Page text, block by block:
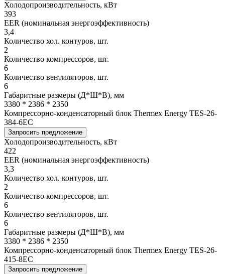
Холодопроизводительность, кВт
393
EER (номинальная энергоэффективность)
3,4
Количество хол. контуров, шт.
2
Количество компрессоров, шт.
6
Количество вентиляторов, шт.
6
Габаритные размеры (Д*Ш*В), мм
3380 * 2386 * 2350
Компрессорно-конденсаторный блок Thermex Energy TES-26-
384-6EC
Запросить предложение
Холодопроизводительность, кВт
422
EER (номинальная энергоэффективность)
3,3
Количество хол. контуров, шт.
2
Количество компрессоров, шт.
6
Количество вентиляторов, шт.
6
Габаритные размеры (Д*Ш*В), мм
3380 * 2386 * 2350
Компрессорно-конденсаторный блок Thermex Energy TES-26-
415-8EC
Запросить предложение